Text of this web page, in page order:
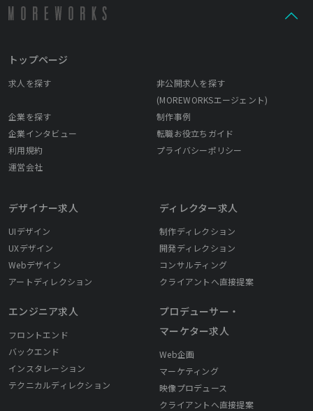
にクライアントファーストで適切なソリューションを提供できる
トップページ
求人を探す
非公開求人を探す
(MOREWORKSエージェント)
企業を探す
制作事例
企業インタビュー
転職お役立ちガイド
利用規約
プライバシーポリシー
運営会社
デザイナー求人
UIデザイン
UXデザイン
Webデザイン
アートディレクション
エンジニア求人
フロントエンド
バックエンド
インスタレーション
テクニカルディレクション
ディレクター求人
制作ディレクション
開発ディレクション
コンサルティング
クライアントへ直接提案
プロデューサー・
マーケター求人
Web企画
マーケティング
映像プロデュース
クライアントへ直接提案